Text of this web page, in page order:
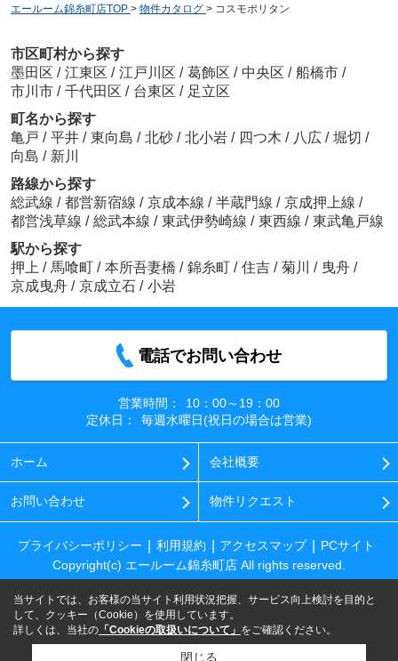
エールーム錦糸町店TOP > 物件カタログ > コスモポリタン
市区町村から探す
墨田区 / 江東区 / 江戸川区 / 葛飾区 / 中央区 / 船橋市 /
市川市 / 千代田区 / 台東区 / 足立区
町名から探す
亀戸 / 平井 / 東向島 / 北砂 / 北小岩 / 四つ木 / 八広 / 堀切 /
向島 / 新川
路線から探す
総武線 / 都営新宿線 / 京成本線 / 半蔵門線 / 京成押上線 /
都営浅草線 / 総武本線 / 東武伊勢崎線 / 東西線 / 東武亀戸線
駅から探す
押上 / 馬喰町 / 本所吾妻橋 / 錦糸町 / 住吉 / 菊川 / 曳舟 /
京成曳舟 / 京成立石 / 小岩
電話でお問い合わせ
営業時間：
10：00～19：00
定休日：
毎週水曜日(祝日の場合は営業)
ホーム 会社概要
お問い合わせ 物件リクエスト
プライバシーポリシー 利用規約 アクセスマップ
PCサイト
Copyright(c) エールーム錦糸町店 All rights reserved.
当サイトでは、お客様の当サイト利用状況把握、サービス向上検討を目的と
して、クッキー（Cookie）を使用しています。
詳しくは、当社の 「Cookieの取扱いについて」 をご確認ください。
閉じる